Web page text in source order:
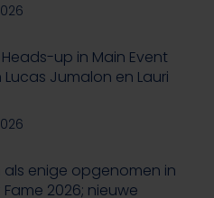
Heads-up in Main Event
Jumalon en Lauri
als enige opgenomen in
Fame 2026; nieuwe